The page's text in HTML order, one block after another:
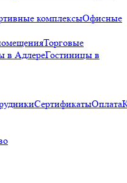
комплексыОфисные
Торговые
в АдлереГостиницы в
СертификатыОплата